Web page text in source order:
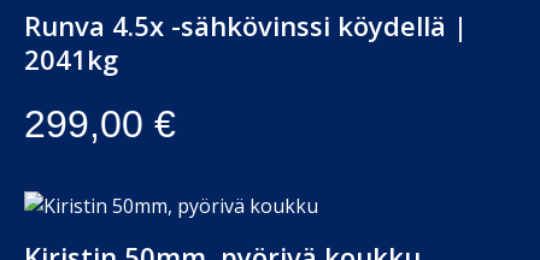
Runva 4.5x -sähkövinssi köydellä |
2041kg
299,00 €